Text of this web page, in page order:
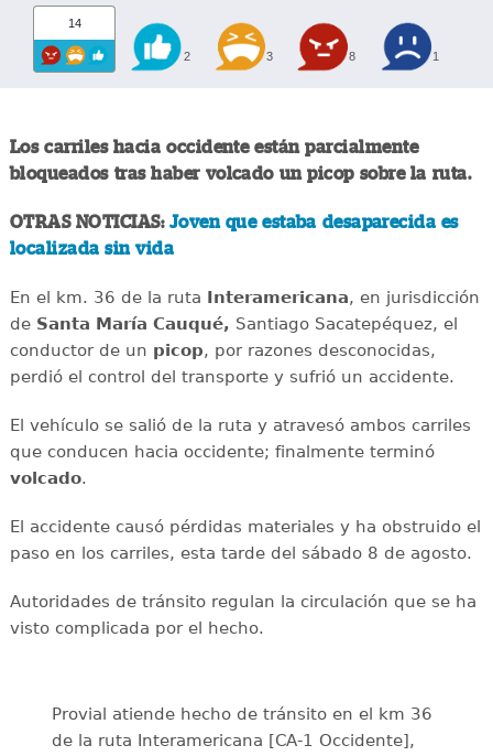
14
2 3 8 1
Los carriles hacia occidente están parcialmente
bloqueados tras haber volcado un picop sobre la ruta.
OTRAS NOTICIAS:Joven que estaba desaparecida es
localizada sin vida
En el km. 36 de la ruta Interamericana, en jurisdicción
de Santa María Cauqué, Santiago Sacatepéquez, el
conductor de un picop, por razones desconocidas,
perdió el control del transporte y sufrió un accidente.
El vehículo se salió de la ruta y atravesó ambos carriles
que conducen hacia occidente; finalmente terminó
volcado.
El accidente causó pérdidas materiales y ha obstruido el
paso en los carriles, esta tarde del sábado 8 de agosto.
Autoridades de tránsito regulan la circulación que se ha
visto complicada por el hecho.
Provial atiende hecho de tránsito en el km 36
de la ruta Interamericana [CA-1 Occidente],